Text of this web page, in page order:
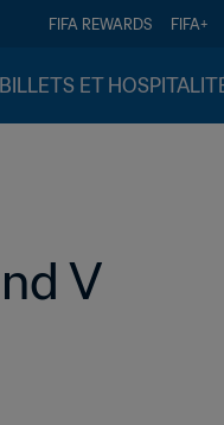
FIFA REWARDS FIFA+
BILLETS ET
V